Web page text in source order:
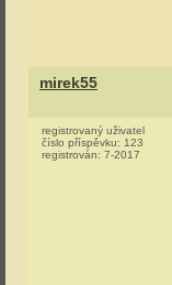
mirek55
registrovaný uživatel
číslo příspěvku: 123
registrován: 7-2017